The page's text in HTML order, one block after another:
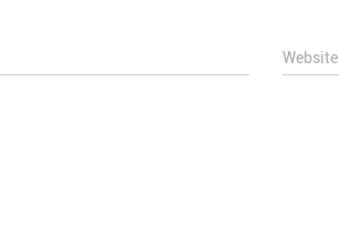
Website